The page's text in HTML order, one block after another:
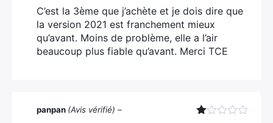
5
C’est la 3ème que j’achète et je dois dire que
la version 2021 est franchement mieux
qu’avant. Moins de problème, elle a l’air
beaucoup plus fiable qu’avant. Merci TCE
panpan (Avis vérifié) –